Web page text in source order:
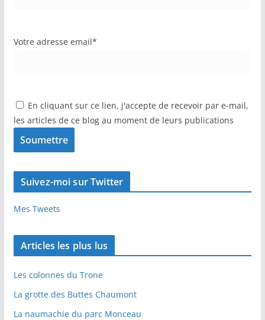
Votre adresse email*
En cliquant sur ce lien, j'accepte de recevoir par e-mail,
les articles de ce blog au moment de leurs publications
Suivez-moi sur Twitter
Mes Tweets
Articles les plus lus
Les colonnes du Trone
La grotte des Buttes Chaumont
La naumachie du parc Monceau